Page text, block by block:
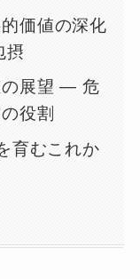
価値の深化
摂
の展望 ― 危
役割
育むこれか